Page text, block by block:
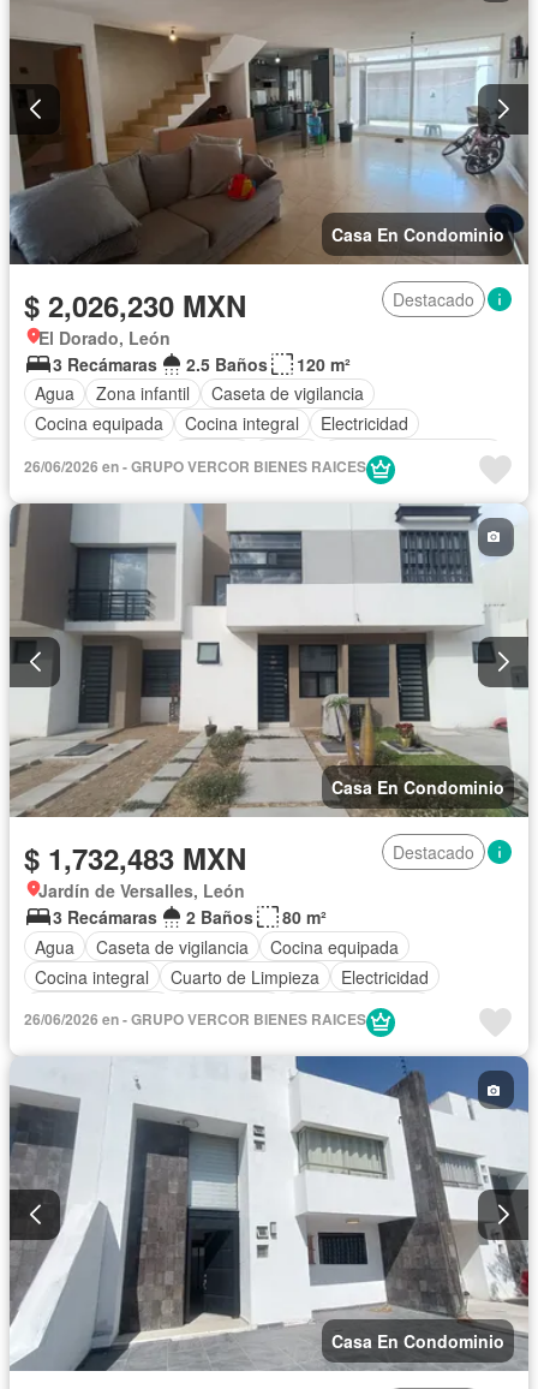
Casa En Condominio
$ 2,026,230 MXN
Destacado
El Dorado, León
3 Recámaras
2.5 Baños
120 m²
Agua
Zona infantil
Caseta de vigilancia
Cocina equipada
Cocina integral
Electricidad
Recámara con closet
Zonas verdes
26/06/2026 en - GRUPO VERCOR BIENES RAICES
Casa En Condominio
$ 1,732,483 MXN
Destacado
Jardín de Versalles, León
3 Recámaras
2 Baños
80 m²
Agua
Caseta de vigilancia
Cocina equipada
Cocina integral
Cuarto de Limpieza
Electricidad
Jardín
Televisión por cable
Wifi
Sin amueblar
26/06/2026 en - GRUPO VERCOR BIENES RAICES
Casa En Condominio